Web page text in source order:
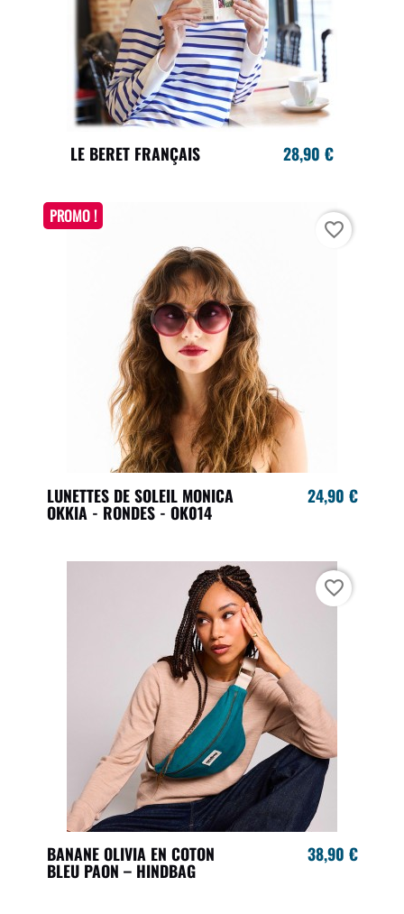
LE BERET FRANÇAIS 28,90 €
LUNETTES DE SOLEIL MONICA
OKKIA - RONDES - OK014
24,90 €
PROMO !
favorite_border
BANANE OLIVIA EN COTON
BLEU PAON – HINDBAG
38,90 €
favorite_border